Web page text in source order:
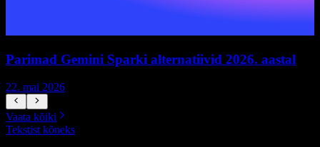
Parimad Gemini Sparki alternatiivid 2026. aastal
22. mai 2026
Vaata kõiki
Tekstist kõneks